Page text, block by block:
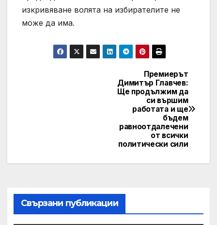
изкривяване волята на избирателите не
може да има.
Премиерът
Димитър Главчев:
Ще продължим да
си вършим
работата и ще
бъдем
равноотдалечени
от всички
политически сили
Свързани публикации